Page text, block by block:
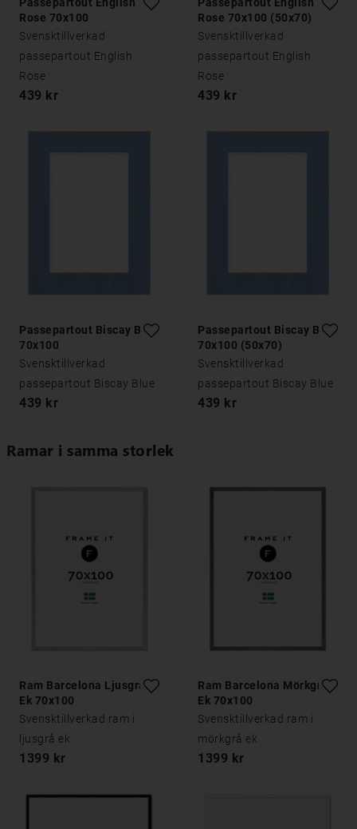
Rose 70x100
Svensktillverkad
passepartout English
Rose
439 kr
Rose 70x100 (50x70)
Svensktillverkad
passepartout English
Rose
439 kr
Passepartout Biscay Blue
70x100
Svensktillverkad
passepartout Biscay Blue
439 kr
Passepartout Biscay Blue
70x100 (50x70)
Svensktillverkad
passepartout Biscay Blue
439 kr
Ramar i samma storlek
Ram Barcelona Ljusgrå
Ek 70x100
Svensktillverkad ram i
ljusgrå ek
1399 kr
Ram Barcelona Mörkgrå
Ek 70x100
Svensktillverkad ram i
mörkgrå ek
1399 kr